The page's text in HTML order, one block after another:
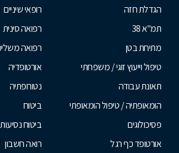
הגדלת חזה
תמ"א 38
מתיחת בטן
טיפול וייעוץ זוגי / משפחתי
תאונת עבודה
הומאופתיה / טיפול הומאופתי
פסיכולוגים
אורטופד כף רגל
רופאי שיניים
רפואה סינית
רפואה
אורטופדיה
נטורופתיה
ביטוח
ביטוח
רואה חשבון